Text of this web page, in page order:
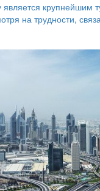
крупнейшим
на трудности,